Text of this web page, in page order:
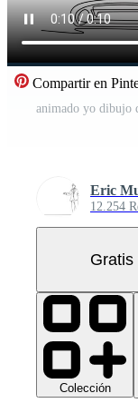
Compartir en
Eric
12.254
Gratis
Colección